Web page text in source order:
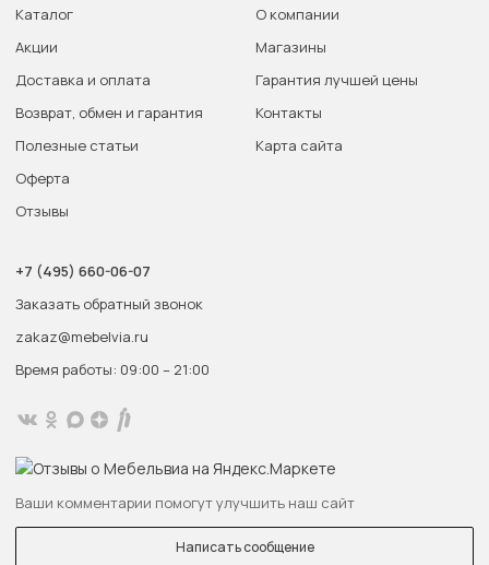
Каталог
Акции
Доставка и оплата
Возврат, обмен и гарантия
Полезные статьи
Оферта
Отзывы
О компании
Магазины
Гарантия лучшей цены
Контакты
Карта сайта
+7 (495) 660-06-07
Заказать обратный звонок
zakaz@mebelvia.ru
Время работы: 09:00 – 21:00
Ваши комментарии помогут улучшить наш сайт
Написать сообщение